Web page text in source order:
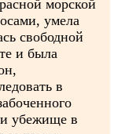
морской
умела
свободной
и была
в
убежище в